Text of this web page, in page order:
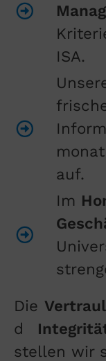
ISA.
auf.
Im
Die
d
stellen wir